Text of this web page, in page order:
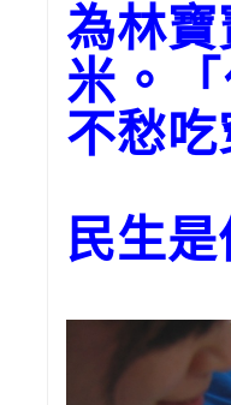
為林
米。
不愁吃
民生